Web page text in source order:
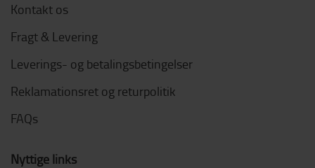
Kontakt os
Fragt & Levering
Leverings- og betalingsbetingelser
Reklamationsret og returpolitik
FAQs
Nyttige links